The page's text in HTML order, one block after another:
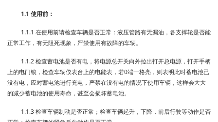
1.1 使用前：
1.1.1 在使用前请检查车辆是否正常：液压管路有无漏油，各支撑轮是否能
正常工作，有无阻死现象，严禁使用有故障的车辆。
1.1.2 检查蓄电池是否有电，将电源总开关向外拉出打开总电源，打开手柄
上的电门锁，检查车辆仪表台上的电能表，若0端一格亮，则表明此时蓄电池已
没有电，应对蓄电池进行充电，严禁在没有电的情况下使用车辆，这样会大大
的减少蓄电池的使用寿命，甚至会损坏蓄电池。
1.1.3 检查车辆制动是否正常；检查车辆起升，下降，前后行驶等动作是否